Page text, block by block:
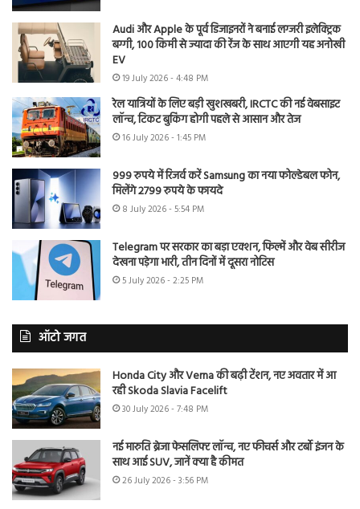
Audi और Apple के पूर्व डिजाइनरों ने बनाई लग्जरी इलेक्ट्रिक
बग्गी, 100 किमी से ज्यादा की रेंज के साथ आएगी यह अनोखी
EV
19 July 2026 - 4:48 PM
रेल यात्रियों के लिए बड़ी खुशखबरी, IRCTC की नई वेबसाइट
लॉन्च, टिकट बुकिंग होगी पहले से आसान और तेज
16 July 2026 - 1:45 PM
999 रुपये में रिजर्व करें Samsung का नया फोल्डेबल फोन,
मिलेंगे 2799 रुपये के फायदे
8 July 2026 - 5:54 PM
Telegram पर सरकार का बड़ा एक्शन, फिल्में और वेब सीरीज
देखना पड़ेगा भारी, तीन दिनों में दूसरा नोटिस
5 July 2026 - 2:25 PM
ऑटो जगत
Honda City और Verna की बढ़ी टेंशन, नए अवतार में आ
रही Skoda Slavia Facelift
30 July 2026 - 7:48 PM
नई मारुति ब्रेजा फेसलिफ्ट लॉन्च, नए फीचर्स और टर्बो इंजन के
साथ आई SUV, जानें क्या है कीमत
26 July 2026 - 3:56 PM